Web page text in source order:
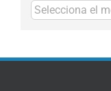
Arxius